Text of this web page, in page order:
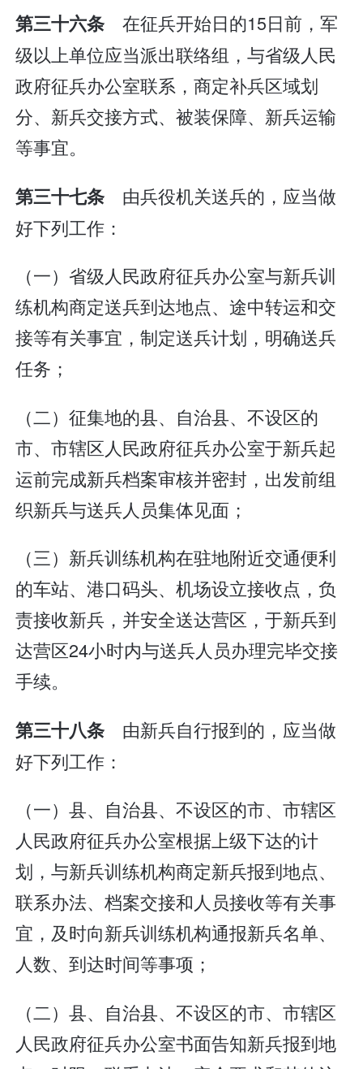
第三十六条 在征兵开始日的15日前，军
级以上单位应当派出联络组，与省级人民
政府征兵办公室联系，商定补兵区域划
分、新兵交接方式、被装保障、新兵运输
等事宜。
第三十七条 由兵役机关送兵的，应当做
好下列工作：
（一）省级人民政府征兵办公室与新兵训
练机构商定送兵到达地点、途中转运和交
接等有关事宜，制定送兵计划，明确送兵
任务；
（二）征集地的县、自治县、不设区的
市、市辖区人民政府征兵办公室于新兵起
运前完成新兵档案审核并密封，出发前组
织新兵与送兵人员集体见面；
（三）新兵训练机构在驻地附近交通便利
的车站、港口码头、机场设立接收点，负
责接收新兵，并安全送达营区，于新兵到
达营区24小时内与送兵人员办理完毕交接
手续。
第三十八条 由新兵自行报到的，应当做
好下列工作：
（一）县、自治县、不设区的市、市辖区
人民政府征兵办公室根据上级下达的计
划，与新兵训练机构商定新兵报到地点、
联系办法、档案交接和人员接收等有关事
宜，及时向新兵训练机构通报新兵名单、
人数、到达时间等事项；
（二）县、自治县、不设区的市、市辖区
人民政府征兵办公室书面告知新兵报到地